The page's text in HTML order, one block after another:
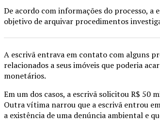
De acordo com informações do processo, a
objetivo de arquivar procedimentos
A escrivã entrava em contato com alguns
relacionados a seus imóveis que poderia
monetários.
Em um dos casos, a escrivã solicitou R$
Outra vítima narrou que a escrivã entrou
a existência de uma denúncia ambiental e